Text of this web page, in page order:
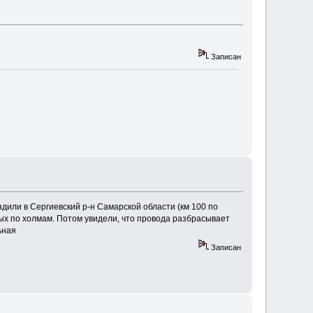
Записан
в Сергиевский р-н Самарской области (км 100 по
по холмам. Потом увидели, что провода разбрасывает
Записан